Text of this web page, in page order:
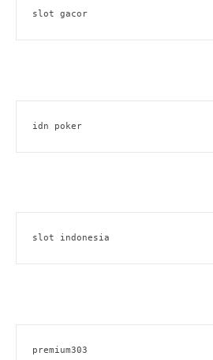
slot gacor
idn poker
slot indonesia
premium303